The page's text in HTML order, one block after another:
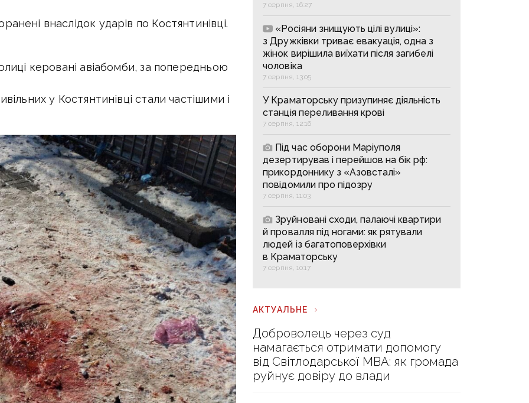
внаслідок ударів по Костянтинівці.
керовані авіабомби, за попередньою
у Костянтинівці стали частішими і
7 серпня, 16:27
«Росіяни знищують цілі вулиці»:
з Дружківки триває евакуація, одна з
жінок вирішила виїхати після загибелі
чоловіка
7 серпня, 13:05
У Краматорську призупиняє діяльність
станція переливання крові
7 серпня, 12:16
Під час оборони Маріуполя
дезертирував і перейшов на бік рф:
прикордоннику з «Азовсталі»
повідомили про підозру
7 серпня, 11:03
Зруйновані сходи, палаючі квартири
й провалля під ногами: як рятували
людей із багатоповерхівки
в Краматорську
7 серпня, 10:17
АКТУАЛЬНЕ
Доброволець через суд
намагається отримати допомогу
від Світлодарської МВА: як громада
руйнує довіру до влади